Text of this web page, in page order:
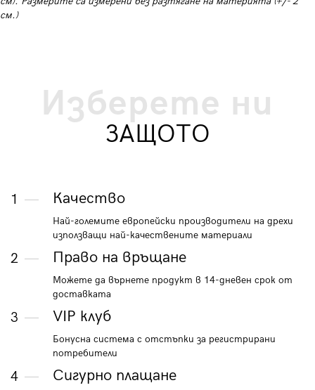
см.)
Изберете ни
ЗАЩОТО
1 Качество
Най-големите европейски производители на дрехи
използващи най-качествените материали
2 Право на връщане
Можете да върнете продукт в 14-дневен срок от
доставката
3 VIP клуб
Бонусна система с отстъпки за регистрирани
потребители
4 Сигурно плащане